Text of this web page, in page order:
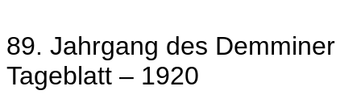
89. Jahrgang des Demminer
Tageblatt – 1920